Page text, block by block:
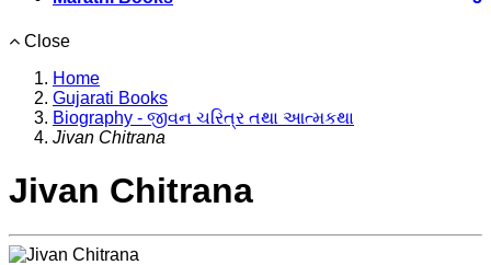
Close
Home
Gujarati Books
Biography - જીવન ચરિત્ર તથા આત્મકથા
Jivan Chitrana
Jivan Chitrana